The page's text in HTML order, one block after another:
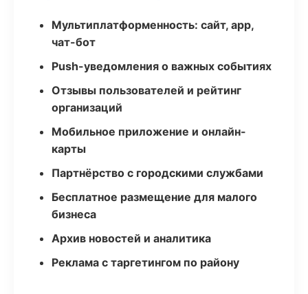
Мультиплатформенность: сайт, app,
чат-бот
Push-уведомления о важных событиях
Отзывы пользователей и рейтинг
организаций
Мобильное приложение и онлайн-
карты
Партнёрство с городскими службами
Бесплатное размещение для малого
бизнеса
Архив новостей и аналитика
Реклама с таргетингом по району